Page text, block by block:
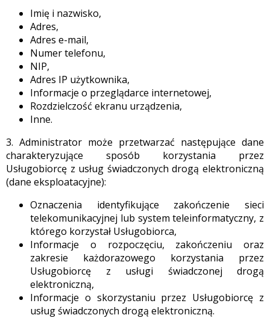
Imię i nazwisko,
Adres,
Adres e-mail,
Numer telefonu,
NIP,
Adres IP użytkownika,
Informacje o przeglądarce internetowej,
Rozdzielczość ekranu urządzenia,
Inne.
3. Administrator może przetwarzać następujące dane
charakteryzujące sposób korzystania przez
Usługobiorcę z usług świadczonych drogą elektroniczną
(dane eksploatacyjne):
Oznaczenia identyfikujące zakończenie sieci
telekomunikacyjnej lub system teleinformatyczny, z
którego korzystał Usługobiorca,
Informacje o rozpoczęciu, zakończeniu oraz
zakresie każdorazowego korzystania przez
Usługobiorcę z usługi świadczonej drogą
elektroniczną,
Informacje o skorzystaniu przez Usługobiorcę z
usług świadczonych drogą elektroniczną.